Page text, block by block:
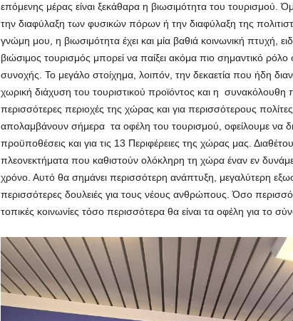
επόμενης μέρας είναι ξεκάθαρα η βιωσιμότητα του τουρισμού.
την διαφύλαξη των φυσικών πόρων ή την διαφύλαξη της
γνώμη μου, η βιωσιμότητα έχει και μία βαθιά κοινωνική πτυχή,
βιώσιμος τουρισμός μπορεί να παίξει ακόμα πιο σημαντικό ρόλο
συνοχής. Το μεγάλο στοίχημα, λοιπόν, την δεκαετία που ήδη
χωρική διάχυση του τουριστικού προϊόντος και η
περισσότερες περιοχές της χώρας και για περισσότερους
απολαμβάνουν σήμερα τα οφέλη του τουρισμού, οφείλουμε να
προϋποθέσεις και για τις 13 Περιφέρειες της χώρας μας.
πλεονεκτήματα που καθιστούν ολόκληρη τη χώρα έναν εν
χρόνο. Αυτό θα σημάνει περισσότερη ανάπτυξη, μεγαλύτερη
περισσότερες δουλειές για τους νέους ανθρώπους. Όσο
τοπικές κοινωνίες τόσο περισσότερα θα είναι τα οφέλη για το